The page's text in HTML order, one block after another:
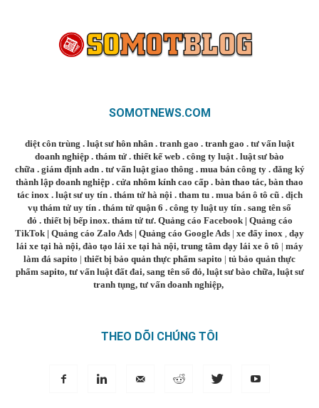
SOMOTNEWS.COM
diệt côn trùng . luật sư hôn nhân . tranh gao . tranh gao . tư vấn luật
doanh nghiệp . thám tử . thiết kế web . công ty luật . luật sư bào
chữa . giám định adn. tư vấn luật giao thông . mua bán công ty. đăng ký
thành lập doanh nghiệp . cửa nhôm kính cao cấp . bàn thao tác, bàn thao
tác inox . luật sư uy tín. thám tử hà nội . tham tu. mua bán ô tô cũ. dịch
vụ thám tử uy tín . thám tử quận 6 . công ty luật uy tín . sang tên sổ
đỏ . thiết bị bếp inox. thám tử tư. Quảng cáo Facebook| Quảng cáo
TikTok | Quảng cáo Zalo Ads | Quảng cáo Google Ads | xe đẩy inox
dạy
lái xe tại hà nội, đào tạo lái xe tại hà nội, trung tâm dạy lái xe ô tô | máy
làm đá sapito | thiết bị bảo quản thực phẩm sapito | tủ bảo quản thực
phẩm sapito, tư vấn luật đất đai, sang tên sổ đỏ, luật sư bào chữa, luật sư
tranh tụng, tư vấn doanh nghiệp,
THEO DÕI CHÚNG TÔI